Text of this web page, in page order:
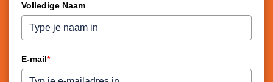
Volledige Naam
E-mail*